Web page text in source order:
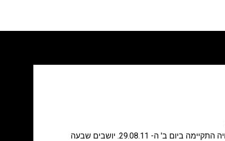
אבלים: ישעיהו אידלמן, עפר ונעמי אידלמן, עמיר וורד אידלמן, עידית וחנן תמנה, הנכדים והנינים, צופי וסימי סער. ההלוויה התקיימה ביום ב' ה- 29.08.11. יושבים שבעה